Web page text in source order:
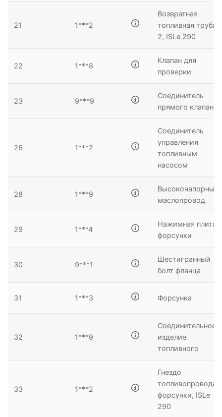
21 1***2
Возвратная
топливная труба
2, ISLe 290
22 1***8
Клапан для
проверки
23 9***9
Соединитель
прямого клапана
26 1***2
Соединитель
управления
топливным
насосом
28 1***9
Высоконапорный
маслопровод
29 1***4
Нажимная плита
форсунки
30 9***1
Шестигранный
болт фланца
31 1***3 Форсунка
32 1***9
Соединительное
изделие
топливного
33 1***2
Гнездо
топливопровода
форсунки, ISLe
290